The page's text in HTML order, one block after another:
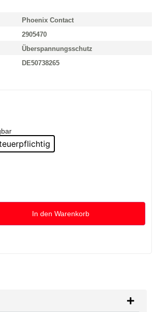
Phoenix Contact
2905470
Überspannungsschutz
DE50738265
In den Warenkorb